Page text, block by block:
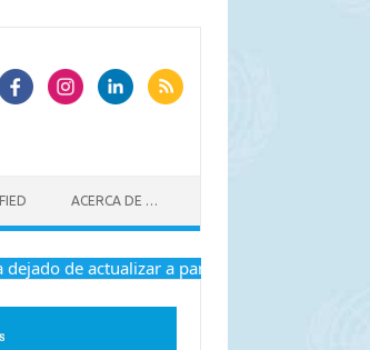
ACERCA DE …
de actualizar a partir del 1 de enero de